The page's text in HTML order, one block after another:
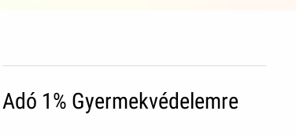
Adó 1% Gyermekvédelemre